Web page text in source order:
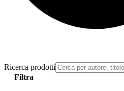
Ricerca prodotti
Filtra